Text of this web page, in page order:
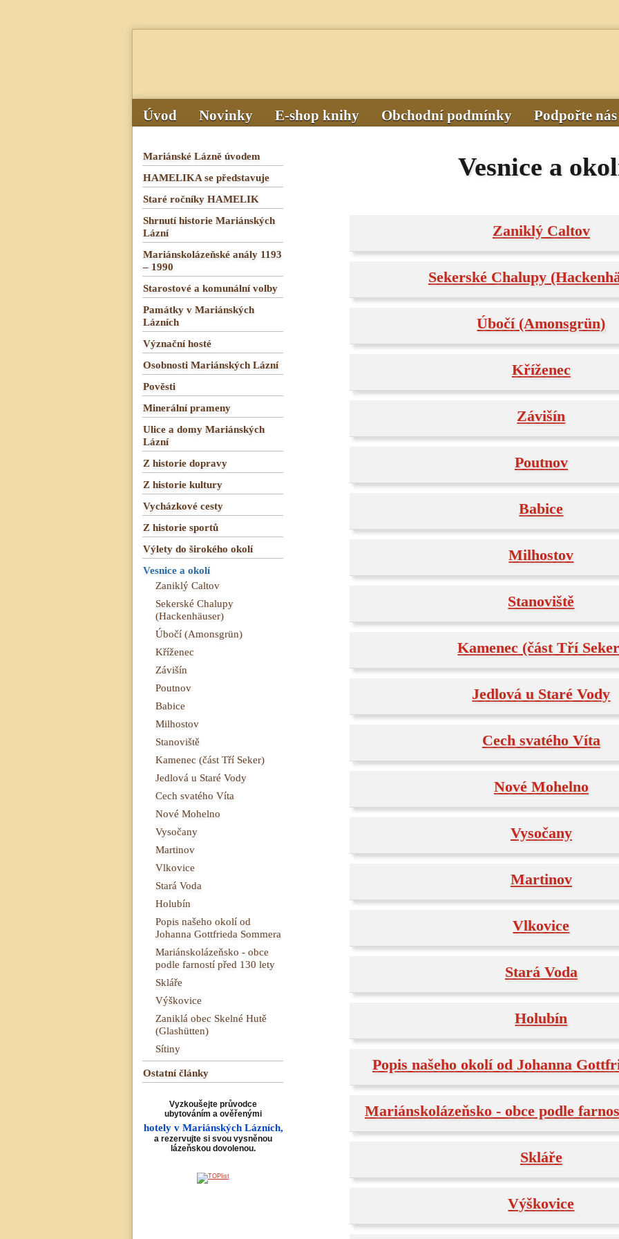
Úvod Novinky E-shop knihy Obchodní podmínky Podpořte nás
Mariánské Lázně úvodem
HAMELIKA se představuje
Staré ročníky HAMELIK
Shrnutí historie Mariánských
Lázní
Mariánskolázeňské anály 1193
– 1990
Starostové a komunální volby
Památky v Mariánských
Lázních
Význační hosté
Osobnosti Mariánských Lázní
Pověsti
Minerální prameny
Ulice a domy Mariánských
Lázní
Z historie dopravy
Z historie kultury
Vycházkové cesty
Z historie sportů
Výlety do širokého okolí
Vesnice a okolí
Zaniklý Caltov
Sekerské Chalupy
(Hackenhäuser)
Úbočí (Amonsgrün)
Kříženec
Závišín
Poutnov
Babice
Milhostov
Stanoviště
Kamenec (část Tří Seker)
Jedlová u Staré Vody
Cech svatého Víta
Nové Mohelno
Vysočany
Martinov
Vlkovice
Stará Voda
Holubín
Popis našeho okolí od
Johanna Gottfrieda Sommera
Mariánskolázeňsko - obce
podle farností před 130 lety
Skláře
Výškovice
Zaniklá obec Skelné Hutě
(Glashütten)
Sítiny
Ostatní články
Vyzkoušejte průvodce
ubytováním a ověřenými
hotely v Mariánských Lázních,
a rezervujte si svou vysněnou
lázeňskou dovolenou.
Vesnice a
Zaniklý Caltov
Sekerské Chalupy
Úbočí (Amonsgrün)
Kříženec
Závišín
Poutnov
Babice
Milhostov
Stanoviště
Kamenec (část Tří
Jedlová u Staré Vody
Cech svatého Víta
Nové Mohelno
Vysočany
Martinov
Vlkovice
Stará Voda
Holubín
Popis našeho okolí od Johanna
Mariánskolázeňsko - obce podle
Skláře
Výškovice